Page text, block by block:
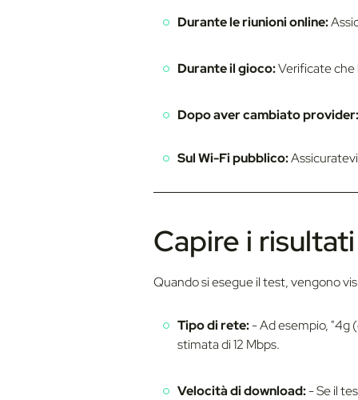
n
Durante le riunioni online:
Durante il gioco:Verificate che
Dopo aver cambiato provider:
Sul Wi-Fi pubblico:
Capire i
Quando si esegue il test, vengono
Tipo di rete:- Ad esempio, "4g
stimata di 12 Mbps.
Velocità di download:- Se il